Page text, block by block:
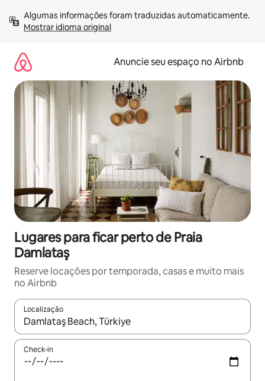
para
Mostrar idioma original
Anuncie seu espaço no Airbnb
Lugares para ficar perto de Praia
Damlataş
Reserve locações por temporada, casas e muito mais
no Airbnb
Localização
Quando os resultados estiverem disponíveis, explore-os
Check-in